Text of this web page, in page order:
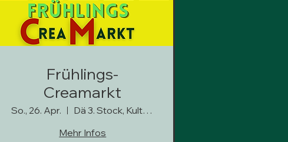
Frühlings-
Creamarkt
So., 26. Apr.
Dä 3. Stock, Kultur hoch 3
Mehr Infos